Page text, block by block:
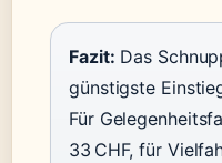
Fazit: Das
günstigste
Für
33 CHF, für